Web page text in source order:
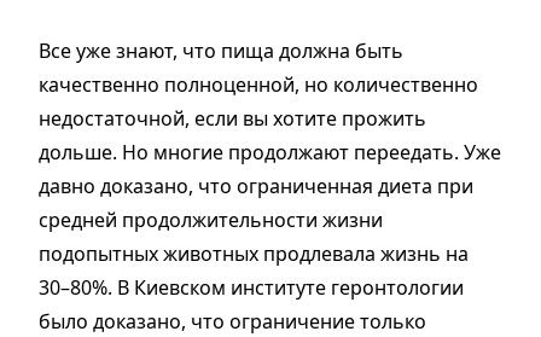
Все уже знают, что пища должна быть
качественно полноценной, но количественно
недостаточной, если вы хотите прожить
дольше. Но многие продолжают переедать. Уже
давно доказано, что ограниченная диета при
средней продолжительности жизни
подопытных животных продлевала жизнь на
30–80%. В Киевском институте геронтологии
было доказано, что ограничение только